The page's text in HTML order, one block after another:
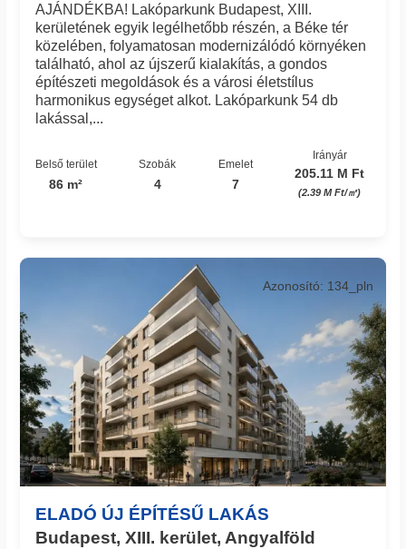
AJÁNDÉKBA! Lakóparkunk Budapest, XIII.
kerületének egyik legélhetőbb részén, a Béke tér
közelében, folyamatosan modernizálódó környéken
található, ahol az újszerű kialakítás, a gondos
építészeti megoldások és a városi életstílus
harmonikus egységet alkot. Lakóparkunk 54 db
lakással,...
Belső terület
86 m²
Szobák
4
Emelet
7
Irányár
205.11 M Ft
(2.39 M Ft/㎡)
ELADÓ ÚJ ÉPÍTÉSŰ LAKÁS
Budapest, XIII. kerület, Angyalföld
Azonosító: 134_pln